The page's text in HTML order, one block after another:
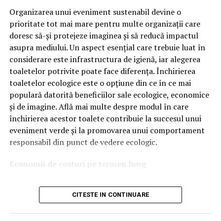
tehnologiile proprii și pentru numărul mare de aprobări
OEM.
Ce înseamnă Ravenol VMP?
DenumireaVMPidentifică o gamă de uleiuri dezvoltate
pentru motoare moderne care necesită performanțe
ridicate și compatibilitate cu numeroase specificații ale
constructorilor auto.
Acest produs este destinat în special motoarelor
moderne pe benzină și diesel, inclusiv celor echipate cu:
catalizatoare moderne;
sisteme Start-Stop.
Organizarea unui eveniment sustenabil devine o
prioritate tot mai mare pentru multe organizații care
doresc să-și protejeze imaginea și să reducă impactul
asupra mediului. Un aspect esențial care trebuie luat în
considerare este infrastructura de igienă, iar alegerea
toaletelor potrivite poate face diferența. Închirierea
toaletelor ecologice este o opțiune din ce în ce mai
populară datorită beneficiilor sale ecologice, economice
și de imagine. Află mai multe despre modul în care
închirierea acestor toalete contribuie la succesul unui
eveniment verde și la promovarea unui comportament
responsabil din punct de vedere ecologic.
Economii de costuri pe termen lung
Unul dintre cele mai mari avantaje ale activității
închiriere toalete ecologiceeste economia de costuri.
CITESTE IN CONTINUARE